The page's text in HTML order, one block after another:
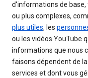
d'informations de base,
ou plus complexes,
plus utiles, les
ou les vidéos YouTube
informations que nous
faisons dépendent de
services et dont vous